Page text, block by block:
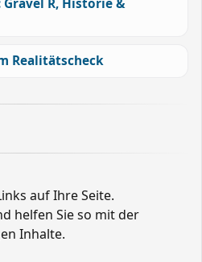
Realitätscheck
auf Ihre Seite.
helfen Sie so mit der
Inhalte.